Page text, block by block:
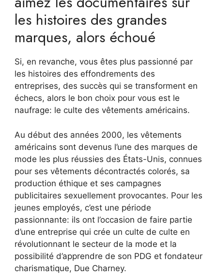
les histoires des grandes
marques, alors échoué
Si, en revanche, vous êtes plus passionné par
les histoires des effondrements des
entreprises, des succès qui se transforment en
échecs, alors le bon choix pour vous est le
naufrage: le culte des vêtements américains.
Au début des années 2000, les vêtements
américains sont devenus l’une des marques de
mode les plus réussies des États-Unis, connues
pour ses vêtements décontractés colorés, sa
production éthique et ses campagnes
publicitaires sexuellement provocantes. Pour les
jeunes employés, c’est une période
passionnante: ils ont l’occasion de faire partie
d’une entreprise qui crée un culte de culte en
révolutionnant le secteur de la mode et la
possibilité d’apprendre de son PDG et fondateur
charismatique, Due Charney.